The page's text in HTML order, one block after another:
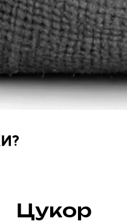
суспільні дані
Цукор